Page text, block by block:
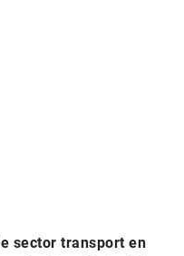
sector transport en